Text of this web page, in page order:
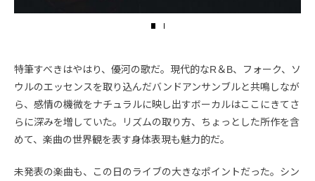
特筆すべきはやはり、優河の歌だ。現代的なR＆B、フォーク、ソ
ウルのエッセンスを取り込んだバンドアンサンブルと共鳴しなが
ら、感情の機微をナチュラルに映し出すボーカルはここにきてさ
らに深みを増していた。リズムの取り方、ちょっとした所作を含
めて、楽曲の世界観を表す身体表現も魅力的だ。
未発表の楽曲も、この日のライブの大きなポイントだった。シン